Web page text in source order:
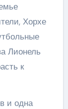
Хорхе
Лионель
к
и одна